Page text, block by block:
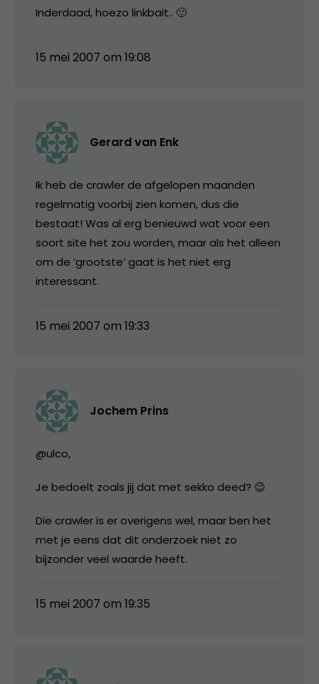
Inderdaad, hoezo linkbait.. 🙂
15 mei 2007 om 19:08
Gerard van Enk
Ik heb de crawler de afgelopen maanden
regelmatig voorbij zien komen, dus die
bestaat! Was al erg benieuwd wat voor een
soort site het zou worden, maar als het alleen
om de ‘grootste’ gaat is het niet erg
interessant.
15 mei 2007 om 19:33
Jochem Prins
@ulco,
Je bedoelt zoals jij dat met sekko deed? 😉
Die crawler is er overigens wel, maar ben het
met je eens dat dit onderzoek niet zo
bijzonder veel waarde heeft.
15 mei 2007 om 19:35